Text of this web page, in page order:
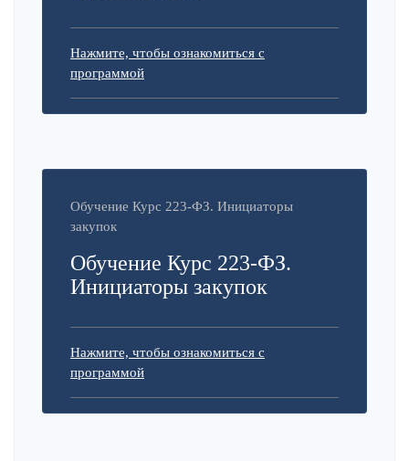
Нажмите, чтобы ознакомиться с
программой
Обучение Курс 223-ФЗ. Инициаторы
закупок
Обучение Курс 223-ФЗ.
Инициаторы закупок
Нажмите, чтобы ознакомиться с
программой